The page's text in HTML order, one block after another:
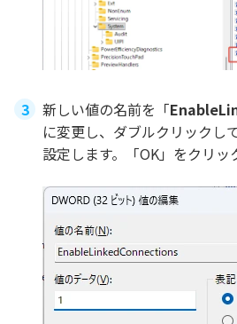
新しい値の名前を「
に変更し、ダブルクリックし
設定します。「OK」をクリッ